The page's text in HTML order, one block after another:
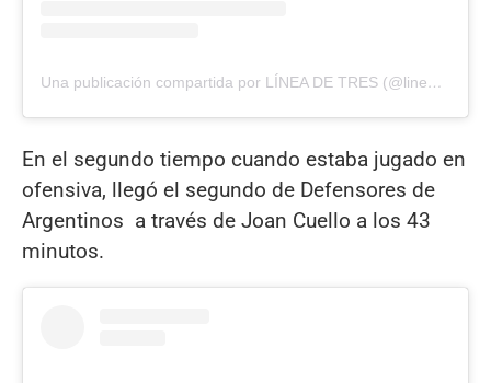
Una publicación compartida por LÍNEA DE TRES (@lineade3.sj)
En el segundo tiempo cuando estaba jugado en
ofensiva, llegó el segundo de Defensores de
Argentinos a través de Joan Cuello a los 43
minutos.